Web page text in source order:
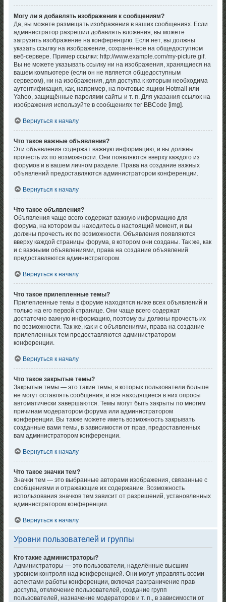
Могу ли я добавлять изображения к сообщениям?
Да, вы можете размещать изображения в ваших сообщениях. Если
администратор разрешил добавлять вложения, вы можете
загрузить изображение на конференцию. Если нет, вы должны
указать ссылку на изображение, сохранённое на общедоступном
веб-сервере. Пример ссылки: http://www.example.com/my-picture.gif.
Вы не можете указывать ссылку ни на изображения, хранящиеся на
вашем компьютере (если он не является общедоступным
сервером), ни на изображения, для доступа к которым необходима
аутентификация, как, например, на почтовые ящики Hotmail или
Yahoo, защищённые паролями сайты и т. п. Для указания ссылок на
изображения используйте в сообщениях тег BBCode [img].
Вернуться к началу
Что такое важные объявления?
Эти объявления содержат важную информацию, и вы должны
прочесть их по возможности. Они появляются вверху каждого из
форумов и в вашем личном разделе. Права на создание важных
объявлений предоставляются администратором конференции.
Вернуться к началу
Что такое объявления?
Объявления чаще всего содержат важную информацию для
форума, на котором вы находитесь в настоящий момент, и вы
должны прочесть их по возможности. Объявления появляются
вверху каждой страницы форума, в котором они созданы. Так же, как
и с важными объявлениями, права на создание объявлений
предоставляются администратором.
Вернуться к началу
Что такое прилепленные темы?
Прилепленные темы в форуме находятся ниже всех объявлений и
только на его первой странице. Они чаще всего содержат
достаточно важную информацию, поэтому вы должны прочесть их
по возможности. Так же, как и с объявлениями, права на создание
прилепленных тем предоставляются администратором
конференции.
Вернуться к началу
Что такое закрытые темы?
Закрытые темы — это такие темы, в которых пользователи больше
не могут оставлять сообщения, и все находящиеся в них опросы
автоматически завершаются. Темы могут быть закрыты по многим
причинам модератором форума или администратором
конференции. Вы также можете иметь возможность закрывать
созданные вами темы, в зависимости от прав, предоставленных
вам администратором конференции.
Вернуться к началу
Что такое значки тем?
Значки тем — это выбранные авторами изображения, связанные с
сообщениями и отражающие их содержание. Возможность
использования значков тем зависит от разрешений, установленных
администратором конференции.
Вернуться к началу
Уровни пользователей и группы
Кто такие администраторы?
Администраторы — это пользователи, наделённые высшим
уровнем контроля над конференцией. Они могут управлять всеми
аспектами работы конференции, включая разграничение прав
доступа, отключение пользователей, создание групп
пользователей, назначение модераторов и т. п., в зависимости от